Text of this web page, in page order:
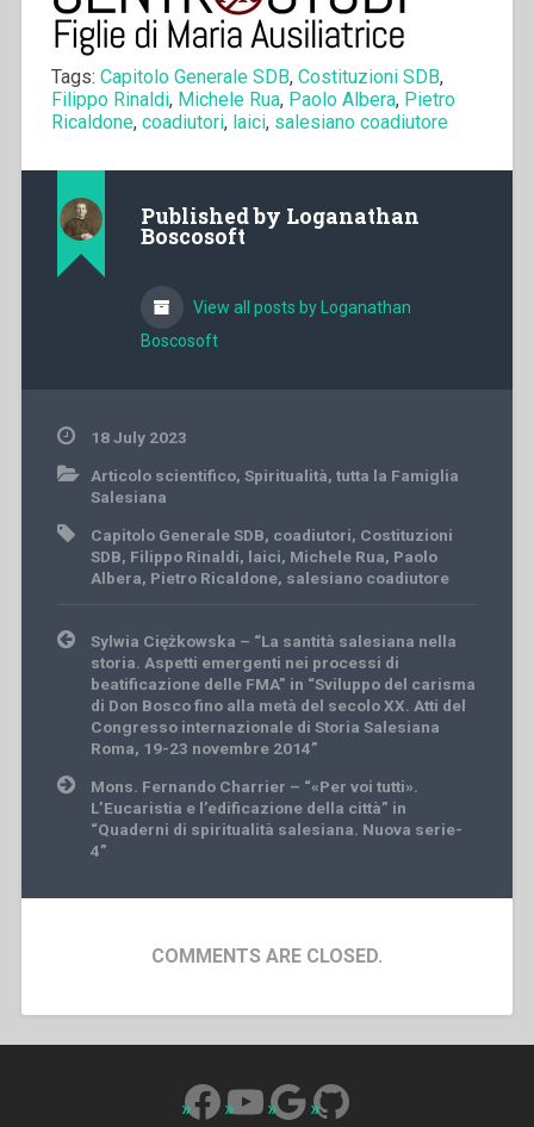
Tags: Capitolo Generale SDB, Costituzioni SDB,
Filippo Rinaldi, Michele Rua, Paolo Albera, Pietro
Ricaldone, coadiutori, laici, salesiano coadiutore
Published by Loganathan
Boscosoft
View all posts by Loganathan
Boscosoft
18 July 2023
Articolo scientifico, Spiritualità, tutta la Famiglia
Salesiana
Capitolo Generale SDB, coadiutori, Costituzioni
SDB, Filippo Rinaldi, laici, Michele Rua, Paolo
Albera, Pietro Ricaldone, salesiano coadiutore
Post
navigation
Sylwia Ciężkowska – “La santità salesiana nella
storia. Aspetti emergenti nei processi di
beatificazione delle FMA” in “Sviluppo del carisma
di Don Bosco fino alla metà del secolo XX. Atti del
Congresso internazionale di Storia Salesiana
Roma, 19-23 novembre 2014”
Mons. Fernando Charrier – “«Per voi tutti».
L’Eucaristia e l’edificazione della città” in
“Quaderni di spiritualità salesiana. Nuova serie-
4”
COMMENTS ARE CLOSED.
Facebook
YouTube
Google
GitHub